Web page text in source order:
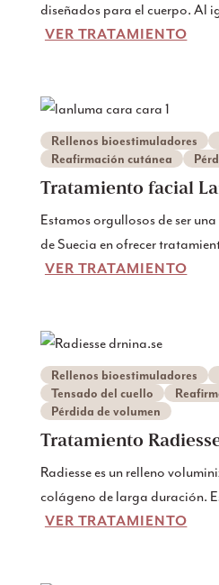
diseñados para el cuerpo. Al
cara, con el paso de los años
modelar el cuerpo donde a
engordar por sí mismo, por
caderas.
VER TRATAMIENTO
Rellenos bioestimuladores
Reafirmación cutánea
Tratamiento facial
Estamos orgullosos de ser
de Suecia en ofrecer
Lanluma, el producto
VER TRATAMIENTO
Rellenos bioestimuladores
Tensado del cuello
Pérdida de volumen
Tratamiento
Radiesse es un relleno
colágeno de larga duración.
crear contornos faciales.
VER TRATAMIENTO